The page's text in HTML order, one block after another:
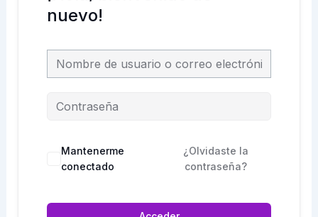
nuevo!
Mantenerme
conectado
¿Olvidaste la
contraseña?